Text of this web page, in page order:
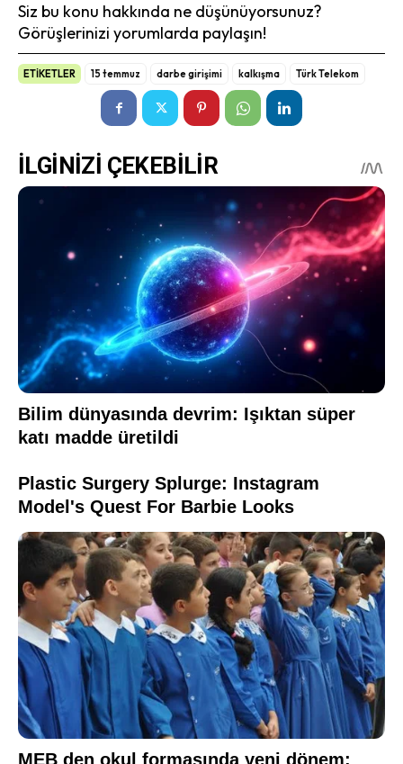
Siz bu konu hakkında ne düşünüyorsunuz?
Görüşlerinizi yorumlarda paylaşın!
ETİKETLER 15 temmuz darbe girişimi kalkışma Türk Telekom